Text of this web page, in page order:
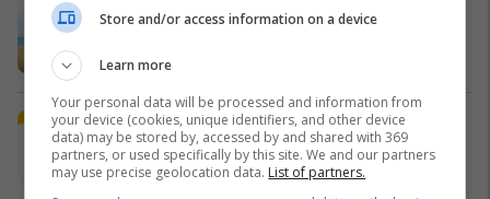
A po don me rrnu n’deti? Kursimet
Plan B Creative rrit ndikimin e
biznesit tuaj online
Plan B
Store and/or access information on a device
Learn more
Your personal data will be processed and information from
your device (cookies, unique identifiers, and other device
data) may be stored by, accessed by and shared with 369
partners, or used specifically by this site. We and our partners
may use precise geolocation data. List of partners.